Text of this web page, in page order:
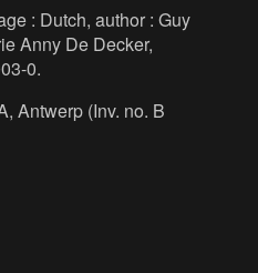
: Dutch, author : Guy
Anny De Decker,
0.
Antwerp (Inv. no. B